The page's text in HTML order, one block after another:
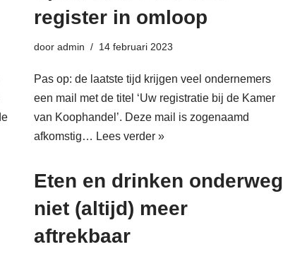
register in omloop
door admin 14 februari 2023
Pas op: de laatste tijd krijgen veel ondernemers
een mail met de titel ‘Uw registratie bij de Kamer
van Koophandel’. Deze mail is zogenaamd
afkomstig… Lees verder »
Eten en drinken onderweg
niet (altijd) meer
aftrekbaar